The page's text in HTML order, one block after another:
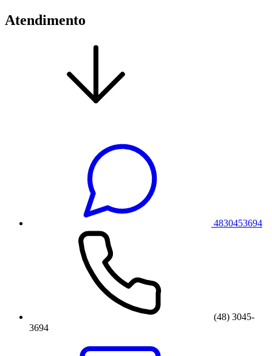
Atendimento
4830453694
(48) 3045-
3694